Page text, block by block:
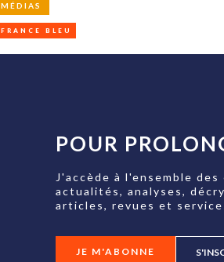
MÉDIAS
FRANCE BLEU
POUR
J'accède à l'ensemble
actualités, analyses,
articles, revues et
JE M'ABONNE